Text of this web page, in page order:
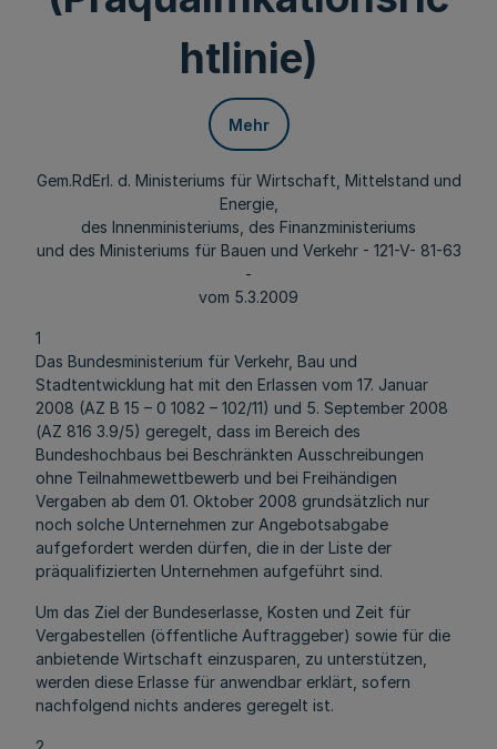
htlinie)
Mehr
Gem.RdErl. d. Ministeriums für Wirtschaft, Mittelstand und
Energie,
des Innenministeriums, des Finanzministeriums
und des Ministeriums für Bauen und Verkehr - 121-V- 81-63
-
vom 5.3.2009
1
Das Bundesministerium für Verkehr, Bau und
Stadtentwicklung hat mit den Erlassen vom 17. Januar
2008 (AZ B 15 – 0 1082 – 102/11) und 5. September 2008
(AZ 816 3.9/5) geregelt, dass im Bereich des
Bundeshochbaus bei Beschränkten Ausschreibungen
ohne Teilnahmewettbewerb und bei Freihändigen
Vergaben ab dem 01. Oktober 2008 grundsätzlich nur
noch solche Unternehmen zur Angebotsabgabe
aufgefordert werden dürfen, die in der Liste der
präqualifizierten Unternehmen aufgeführt sind.
Um das Ziel der Bundeserlasse, Kosten und Zeit für
Vergabestellen (öffentliche Auftraggeber) sowie für die
anbietende Wirtschaft einzusparen, zu unterstützen,
werden diese Erlasse für anwendbar erklärt, sofern
nachfolgend nichts anderes geregelt ist.